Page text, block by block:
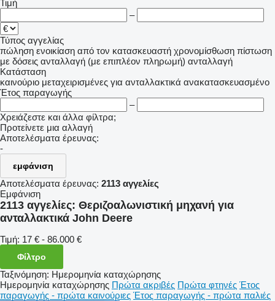
Τιμή
–
Τύπος αγγελίας
πώληση ενοικίαση από τον κατασκευαστή χρονομίσθωση πίστωση
με δόσεις ανταλλαγή (με επιπλέον πληρωμή) ανταλλαγή
Κατάσταση
καινούριο μεταχειρισμένες για ανταλλακτικά ανακατασκευασμένο
Έτος παραγωγής
–
Χρειάζεστε και άλλα φίλτρα;
Προτείνετε μια αλλαγή
Αποτελέσματα έρευνας:
-
εμφάνιση
Αποτελέσματα έρευνας: 2113 αγγελίες
Εμφάνιση
2113 αγγελίες: Θεριζοαλωνιστική μηχανή για
ανταλλακτικά John Deere
Τιμή: 17 € - 86.000 €
Φίλτρο
Ταξινόμηση: Ημερομηνία καταχώρησης
Ημερομηνία καταχώρησης Πρώτα ακριβές Πρώτα φτηνές Έτος
παραγωγής - πρώτα καινούριες Έτος παραγωγής - πρώτα παλιές